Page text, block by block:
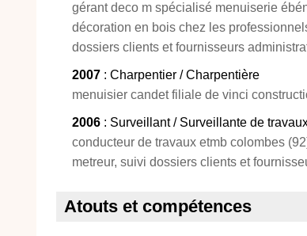
gérant deco m spécialisé menuiserie
décoration en bois chez les
dossiers clients et fournisseurs
2007 : Charpentier / Charpentière
menuisier candet filiale de vinci
2006 : Surveillant / Surveillante de
conducteur de travaux etmb colombes
metreur, suivi dossiers clients et
Atouts et compétences